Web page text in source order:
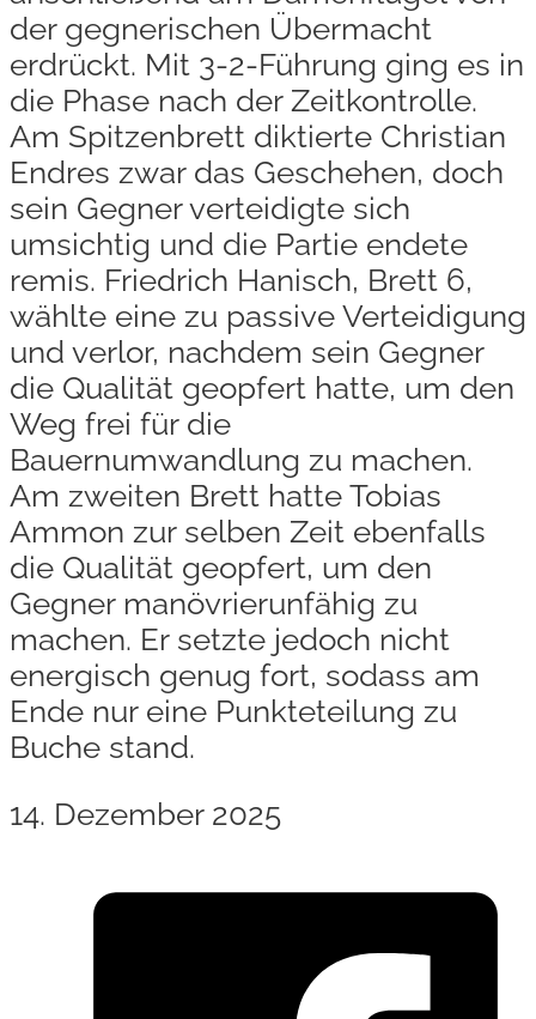
der gegnerischen Übermacht
erdrückt. Mit 3-2-Führung ging es in
die Phase nach der Zeitkontrolle.
Am Spitzenbrett diktierte Christian
Endres zwar das Geschehen, doch
sein Gegner verteidigte sich
umsichtig und die Partie endete
remis. Friedrich Hanisch, Brett 6,
wählte eine zu passive Verteidigung
und verlor, nachdem sein Gegner
die Qualität geopfert hatte, um den
Weg frei für die
Bauernumwandlung zu machen.
Am zweiten Brett hatte Tobias
Ammon zur selben Zeit ebenfalls
die Qualität geopfert, um den
Gegner manövrierunfähig zu
machen. Er setzte jedoch nicht
energisch genug fort, sodass am
Ende nur eine Punkteteilung zu
Buche stand.
14. Dezember 2025